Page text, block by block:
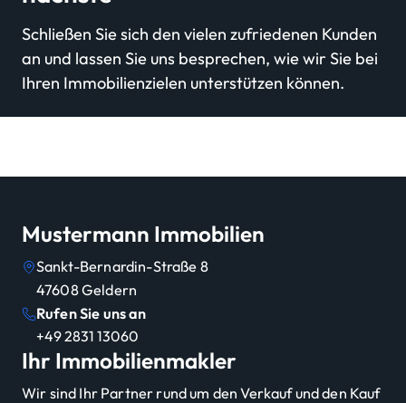
Schließen Sie sich den vielen zufriedenen Kunden
an und lassen Sie uns besprechen, wie wir Sie bei
Ihren Immobilienzielen unterstützen können.
Mustermann Immobilien
Sankt-Bernardin-Straße 8
47608Geldern
Rufen Sie uns an
+49 2831 13060
Ihr Immobilienmakler
Wir sind Ihr Partner rund um den Verkauf und den Kauf